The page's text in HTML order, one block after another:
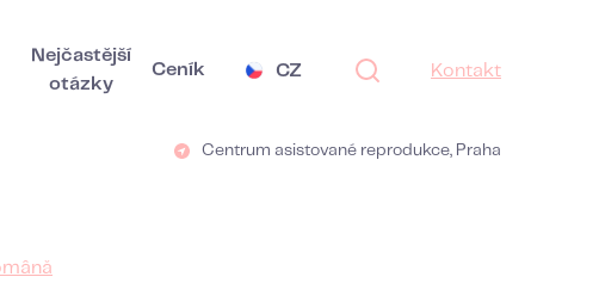
Nejčastější
otázky
Ceník CZ Kontakt
Centrum asistované reprodukce, Praha